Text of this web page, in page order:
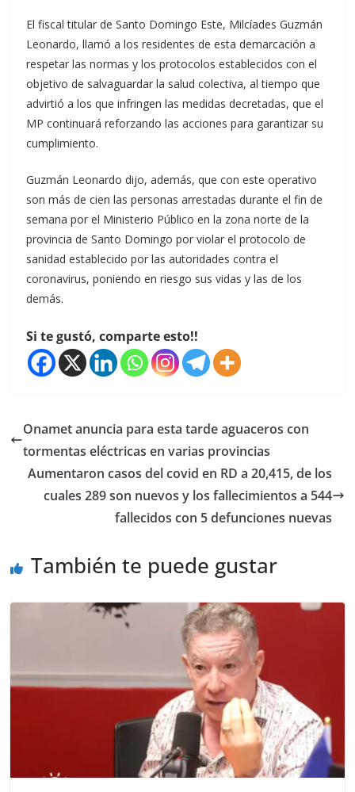
El fiscal titular de Santo Domingo Este, Milcíades Guzmán
Leonardo, llamó a los residentes de esta demarcación a
respetar las normas y los protocolos establecidos con el
objetivo de salvaguardar la salud colectiva, al tiempo que
advirtió a los que infringen las medidas decretadas, que el
MP continuará reforzando las acciones para garantizar su
cumplimiento.
Guzmán Leonardo dijo, además, que con este operativo
son más de cien las personas arrestadas durante el fin de
semana por el Ministerio Público en la zona norte de la
provincia de Santo Domingo por violar el protocolo de
sanidad establecido por las autoridades contra el
coronavirus, poniendo en riesgo sus vidas y las de los
demás.
Si te gustó, comparte esto!!
Onamet anuncia para esta tarde aguaceros con
tormentas eléctricas en varias provincias
Aumentaron casos del covid en RD a 20,415, de los
cuales 289 son nuevos y los fallecimientos a 544
fallecidos con 5 defunciones nuevas
También te puede gustar